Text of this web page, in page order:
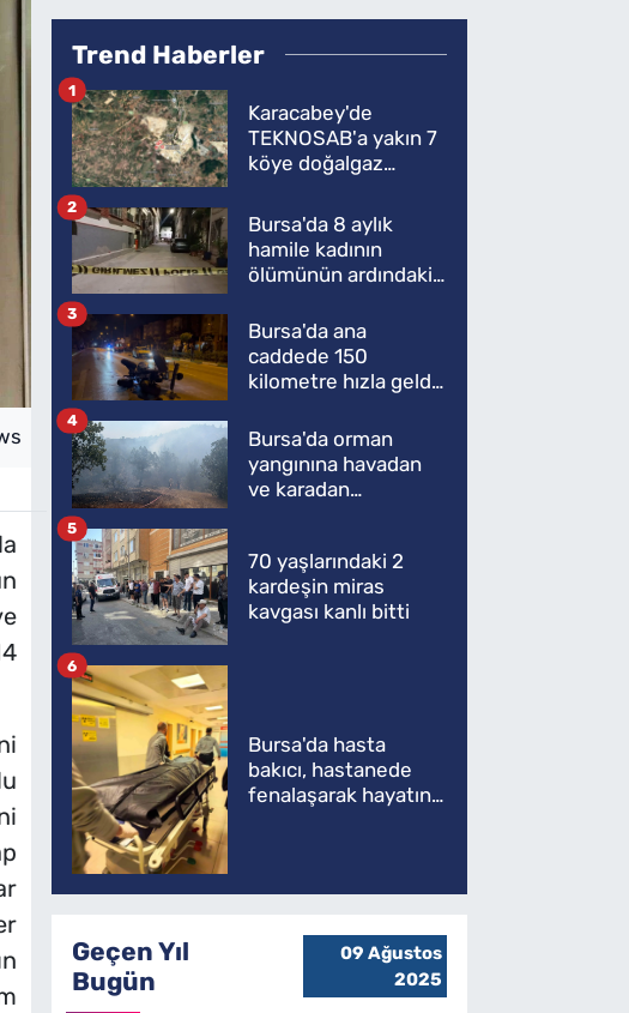
Trend Haberler
Karacabey'de
TEKNOSAB'a yakın 7
köye doğalgaz
1
Bursa'da 8 aylık
hamile kadının
ölümünün ardındaki
2
Bursa'da ana
caddede 150
kilometre hızla geldi,
3
Bursa'da orman
yangınına havadan
ve karadan
4
70 yaşlarındaki 2
kardeşin miras
kavgası kanlı bitti
5
Bursa'da hasta
bakıcı, hastanede
fenalaşarak hayatını
6
Geçen Yıl
Bugün
09 Ağustos
2025